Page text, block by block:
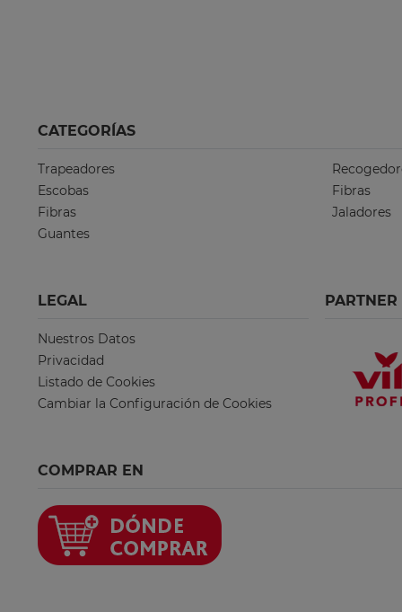
CATEGORÍAS
Trapeadores
Escobas
Fibras
Guantes
Fibras
Jaladores
LEGAL
Nuestros Datos
Privacidad
Listado de Cookies
Cambiar la Configuración de Cookies
PARTNER
COMPRAR EN